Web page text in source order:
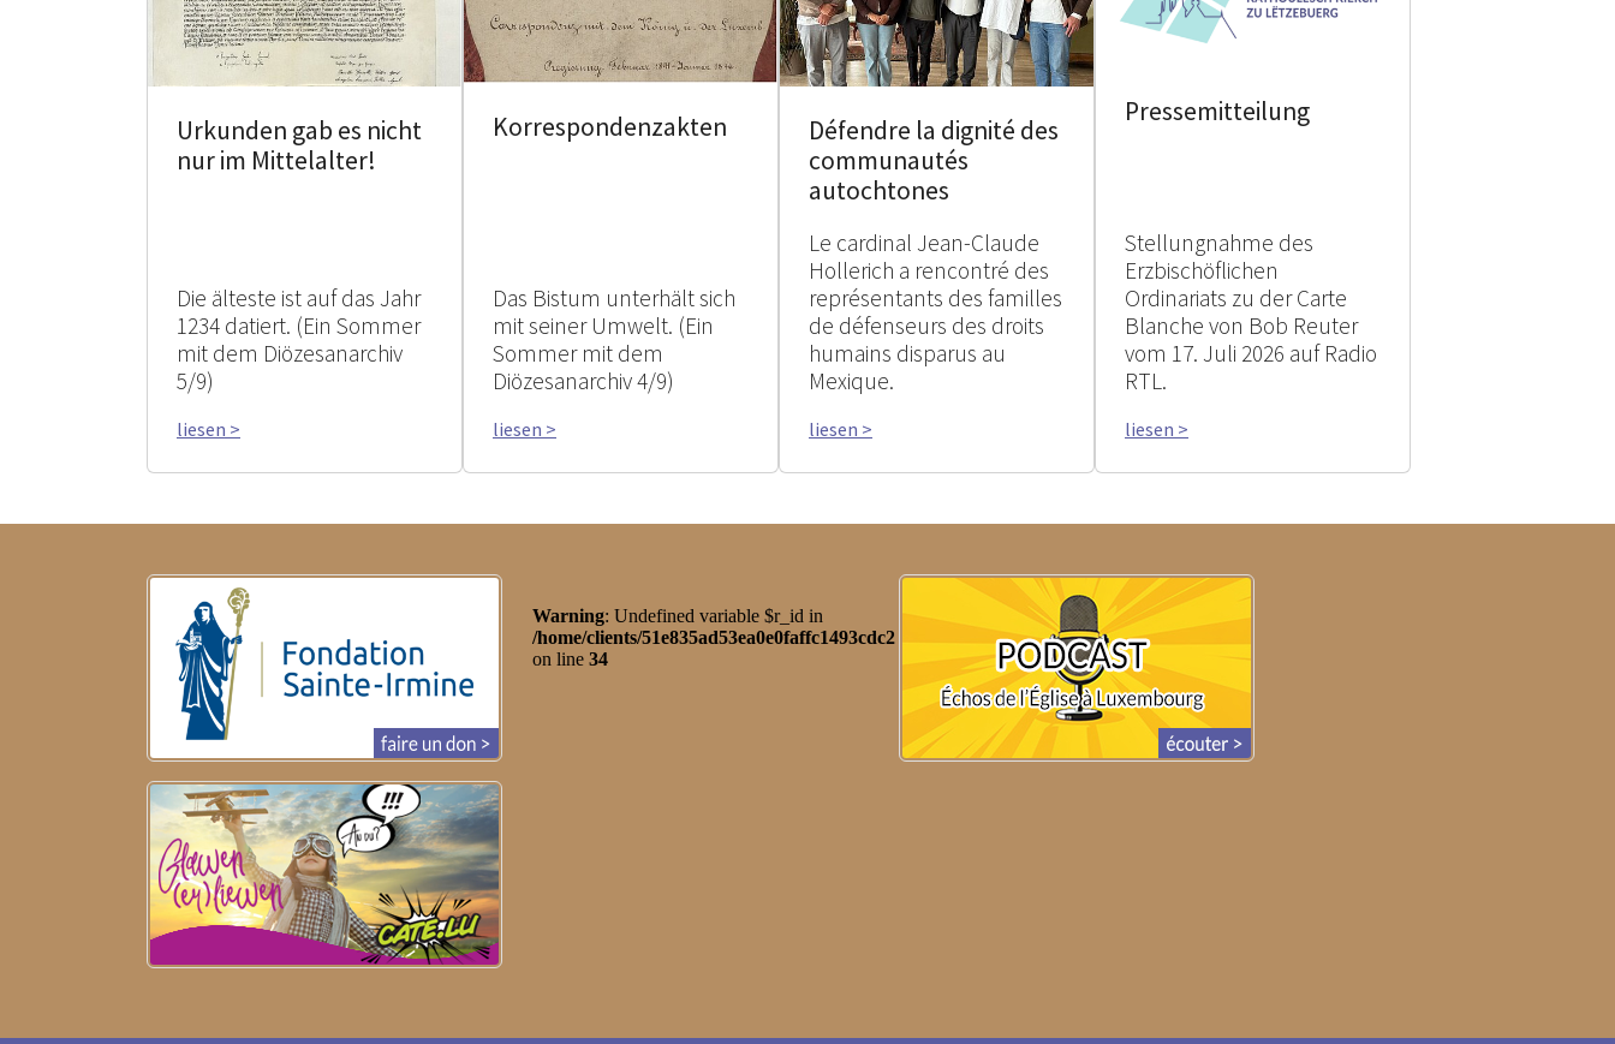
Urkunden gab es nicht
nur im Mittelalter!
Die älteste ist auf das Jahr
1234 datiert. (Ein Sommer
mit dem Diözesanarchiv
5/9)
liesen >
Korrespondenzakten
Das Bistum unterhält sich
mit seiner Umwelt. (Ein
Sommer mit dem
Diözesanarchiv 4/9)
liesen >
Défendre la dignité des
communautés
autochtones
Le cardinal Jean-Claude
Hollerich a rencontré des
représentants des familles
de défenseurs des droits
humains disparus au
Mexique.
liesen >
Pressemitteilung
Stellungnahme des
Erzbischöflichen
Ordinariats zu der Carte
Blanche von Bob Reuter
vom 17. Juli 2026 auf Radio
RTL.
liesen >